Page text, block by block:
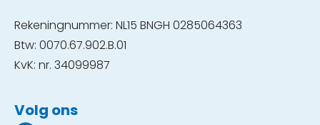
Rekeningnummer: NL15 BNGH 0285064363
Btw: 0070.67.902.B.01
KvK: nr. 34099987
Volg ons